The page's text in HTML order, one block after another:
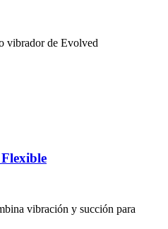
vibrador de Evolved
vibración y succión para